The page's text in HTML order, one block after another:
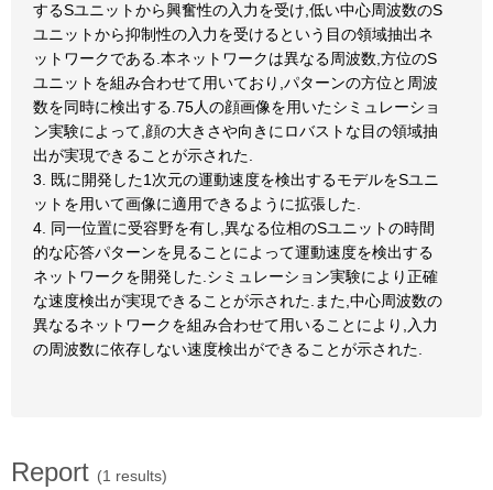
するSユニットから興奮性の入力を受け,低い中心周波数のS
ユニットから抑制性の入力を受けるという目の領域抽出ネ
ットワークである.本ネットワークは異なる周波数,方位のS
ユニットを組み合わせて用いており,パターンの方位と周波
数を同時に検出する.75人の顔画像を用いたシミュレーショ
ン実験によって,顔の大きさや向きにロバストな目の領域抽
出が実現できることが示された.
3. 既に開発した1次元の運動速度を検出するモデルをSユニ
ットを用いて画像に適用できるように拡張した.
4. 同一位置に受容野を有し,異なる位相のSユニットの時間
的な応答パターンを見ることによって運動速度を検出する
ネットワークを開発した.シミュレーション実験により正確
な速度検出が実現できることが示された.また,中心周波数の
異なるネットワークを組み合わせて用いることにより,入力
の周波数に依存しない速度検出ができることが示された.
Report (1 results)